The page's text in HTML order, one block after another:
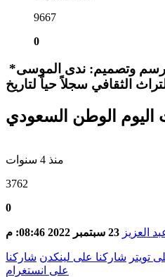
9667
0
اليوم الوطن السعودي
منذ 4 سنوات
3762
0
العزيز 23 سبتمبر 2022 08:46: م
تويتر شاركنا على لينكدن شاركنا
على انستغرام